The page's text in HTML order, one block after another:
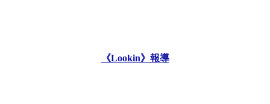
《Lookin》報導